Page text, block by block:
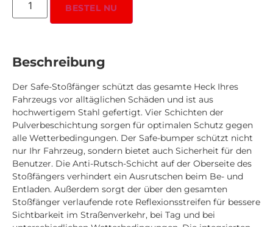
BESTEL NU
Beschreibung
Der Safe-Stoßfänger schützt das gesamte Heck Ihres
Fahrzeugs vor alltäglichen Schäden und ist aus
hochwertigem Stahl gefertigt. Vier Schichten der
Pulverbeschichtung sorgen für optimalen Schutz gegen
alle Wetterbedingungen. Der Safe-bumper schützt nicht
nur Ihr Fahrzeug, sondern bietet auch Sicherheit für den
Benutzer. Die Anti-Rutsch-Schicht auf der Oberseite des
Stoßfängers verhindert ein Ausrutschen beim Be- und
Entladen. Außerdem sorgt der über den gesamten
Stoßfänger verlaufende rote Reflexionsstreifen für bessere
Sichtbarkeit im Straßenverkehr, bei Tag und bei